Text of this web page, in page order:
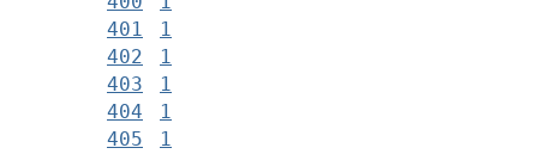
401
1
402
1
403
1
404
1
405
1